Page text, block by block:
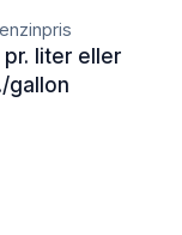
pr. liter eller
gallon